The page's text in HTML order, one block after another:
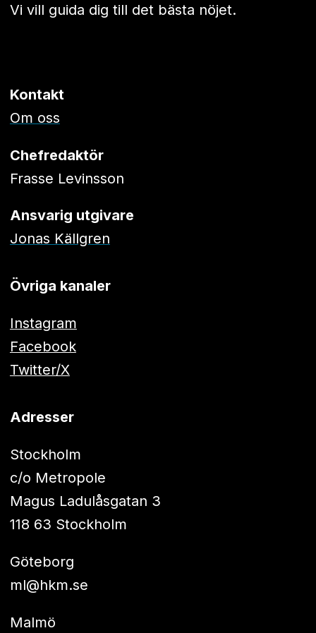
Vi vill guida dig till det bästa nöjet.
Kontakt
Om oss
Chefredaktör
Frasse Levinsson
Ansvarig utgivare
Jonas Källgren
Övriga kanaler
Instagram
Facebook
Twitter/X
Adresser
Stockholm
c/o Metropole
Magus Ladulåsgatan 3
118 63 Stockholm
Göteborg
ml@hkm.se
Malmö